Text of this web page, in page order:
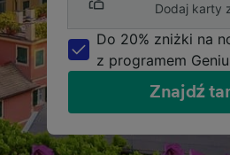
Dodaj karty
Do 20% zniżki na
z programem
Znajdź